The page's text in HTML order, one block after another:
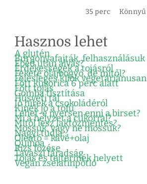
35 perc Könnyű
Hasznos lehet
A glutén
Burgonyafajták, felhasználásuk
Ebéd után alvás?
Érdekességek a tojásról
Fekete olajbogyó, de mitől?
Felesleges kilók vegetáriánusan
Főtt kukorica 6 perc alatt
Főtt tojás
Gomba tisztítása
Húsvéti tál
Jó hírek a csokoládéról
Kinek jó a tofu
Lehet-e nyersen enni a birset?
Mi a helyzet a cukorral?
Mitől lesz laktózmentes?
Mossuk, vagy ne mossuk?
Nagyi tudja…
Oleátó = kávé+olaj
Quinoa
Rizs főzése
Tavaszi fáradság
Tojás és tejtermék helyett
Vegán zselatinpótló